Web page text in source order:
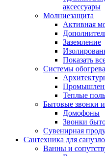
аксессуары
Молниезащита
Активная
Заземление
Показать
Системы обогрева
Теплые
Бытовые звонки
Домофоны
Звонки
Сувенирная
Сантехника для
Ванны и